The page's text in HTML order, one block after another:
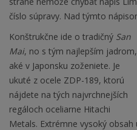
číslo súpravy. Nad týmto
Konštrukčne ide o tradičný San
Mai, no s tým najlepším jadrom,
aké v Japonsku zoženiete. Je
ukuté z ocele ZDP-189, ktorú
nájdete na tých najvrchnejších
regáloch oceliarne Hitachi
Metals. Extrémne vysoký